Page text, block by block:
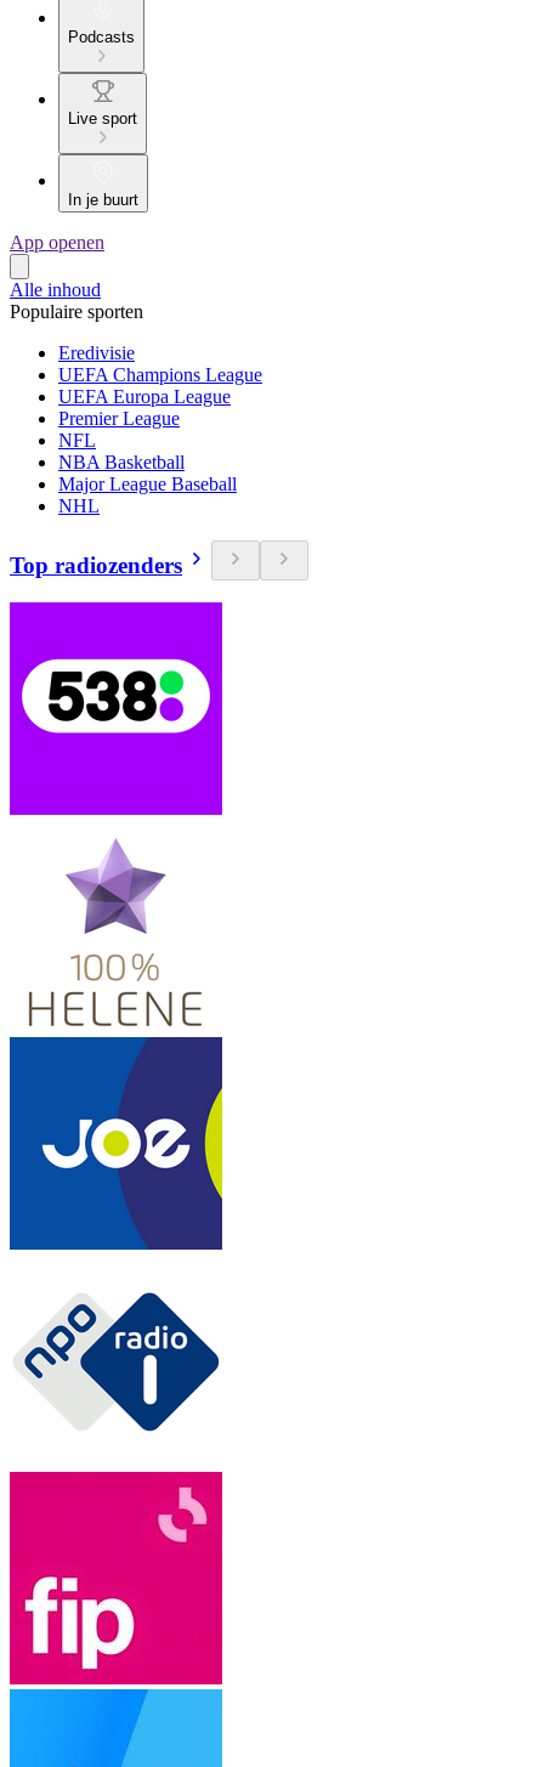
Podcasts
Live sport
In je buurt
App openen
Alle inhoud
Populaire sporten
Eredivisie
UEFA Champions League
UEFA Europa League
Premier League
NFL
NBA Basketball
Major League Baseball
NHL
Top radiozenders